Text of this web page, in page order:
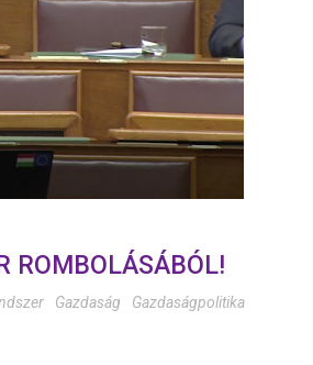
ROMBOLÁSÁBÓL!
Gazdaság Gazdaságpolitika